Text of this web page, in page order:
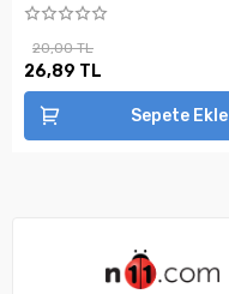
20,00 TL
26,89 TL
Sepete Ekle